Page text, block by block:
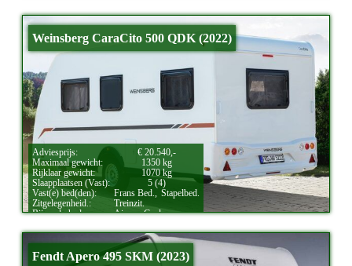
Weinsberg CaraCito 500 QDK (2022)
Adviesprijs:
€ 20.540,-
Maximaal gewicht:
1350 kg
Rijklaar gewicht:
1070 kg
Slaapplaatsen (Vast):
5 (4)
Vast(e) bed(den):
Frans Bed.,
Stapelbed.
Zitgelegenheid.:
Treinzit.
Bijzonderheden:
Airco., Gasloos.
Fendt Apero 495 SKM (2023)